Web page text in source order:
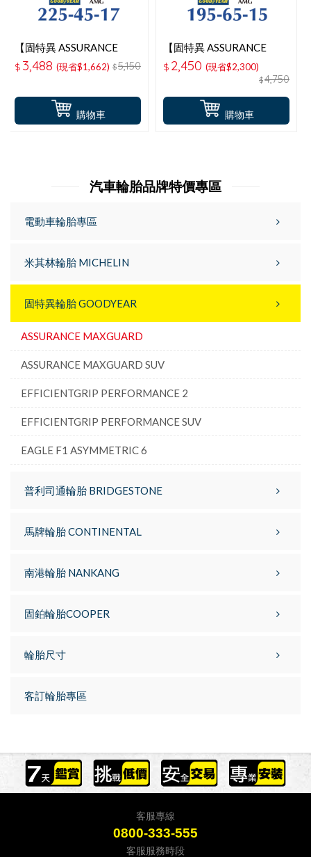
購物車
【固特異 ASSURANCE
MAXGUARD 】 225-45-
17操控性能輪胎
$ 3,488 (現省$1,662) $5,150
購物車
【固特異 ASSURANCE
MAXGUARD 】 195-65-
15操控性能輪胎
$ 2,450 (現省$2,300)
$4,750
汽車輪胎品牌特價專區
電動車輪胎專區
米其林輪胎 MICHELIN
固特異輪胎 GOODYEAR
ASSURANCE MAXGUARD
ASSURANCE MAXGUARD SUV
EFFICIENTGRIP PERFORMANCE 2
EFFICIENTGRIP PERFORMANCE SUV
EAGLE F1 ASYMMETRIC 6
普利司通輪胎 BRIDGESTONE
馬牌輪胎 CONTINENTAL
南港輪胎 NANKANG
固鉑輪胎COOPER
輪胎尺寸
客訂輪胎專區
客服專線
0800-333-555
客服服務時段